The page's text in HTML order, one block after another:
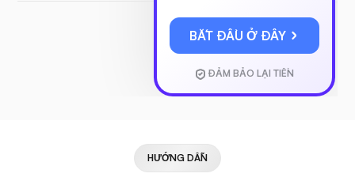
BẮT ĐẦU Ở ĐÂY
ĐẢM BẢO LẠI TIỀN
HƯỚNG DẪN